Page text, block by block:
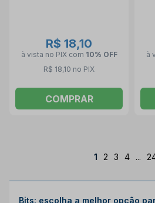
R$ 18,10
à vista no PIX com 10% OFF
R$ 18,10 no PIX
COMPRAR
à
1 2 3 4 ...
Bits: escolha a melhor opção